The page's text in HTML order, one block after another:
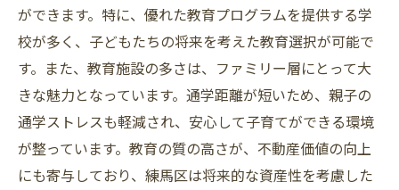
ができます。特に、優れた教育プログラムを提供する学
校が多く、子どもたちの将来を考えた教育選択が可能で
す。また、教育施設の多さは、ファミリー層にとって大
きな魅力となっています。通学距離が短いため、親子の
通学ストレスも軽減され、安心して子育てができる環境
が整っています。教育の質の高さが、不動産価値の向上
にも寄与しており、練馬区は将来的な資産性を考慮した